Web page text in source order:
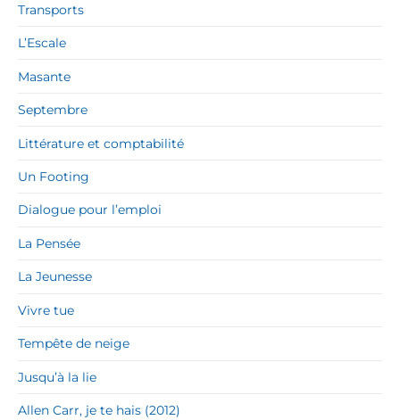
Transports
L’Escale
Masante
Septembre
Littérature et comptabilité
Un Footing
Dialogue pour l’emploi
La Pensée
La Jeunesse
Vivre tue
Tempête de neige
Jusqu’à la lie
Allen Carr, je te hais (2012)